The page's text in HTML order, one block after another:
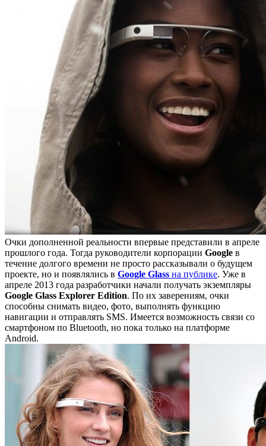
Очки дополненной реальности впервые представили в апреле
прошлого года. Тогда руководители корпорации Google в
течение долгого времени не просто рассказывали о будущем
проекте, но и появлялись в Google Glass на публике. Уже в
апреле 2013 года разработчики начали получать экземпляры
Google Glass Explorer Edition. По их заверениям, очки
способны снимать видео, фото, выполнять функцию
навигации и отправлять SMS. Имеется возможность связи со
смартфоном по Bluetooth, но пока только на платформе
Android.